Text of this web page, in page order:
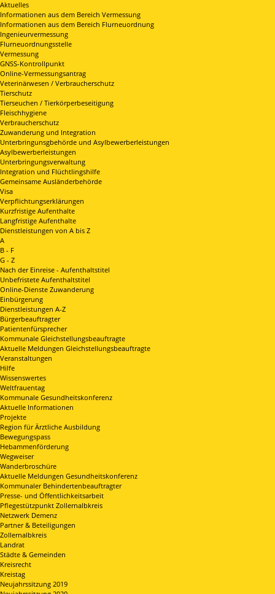
Aktuelles
Informationen aus dem Bereich Vermessung
Informationen aus dem Bereich Flurneuordnung
Ingenieurvermessung
Flurneuordnungsstelle
Vermessung
GNSS-Kontrollpunkt
Online-Vermessungsantrag
Veterinärwesen / Verbraucherschutz
Tierschutz
Tierseuchen / Tierkörperbeseitigung
Fleischhygiene
Verbraucherschutz
Zuwanderung und Integration
Unterbringunsgbehörde und Asylbewerberleistungen
Asylbewerberleistungen
Unterbringungsverwaltung
Integration und Flüchtlingshilfe
Gemeinsame Ausländerbehörde
Visa
Verpflichtungserklärungen
Kurzfristige Aufenthalte
Langfristige Aufenthalte
Dienstleistungen von A bis Z
A
B - F
G - Z
Nach der Einreise - Aufenthaltstitel
Unbefristete Aufenthaltstitel
Online-Dienste Zuwanderung
Einbürgerung
Dienstleistungen A-Z
Bürgerbeauftragter
Patientenfürsprecher
Kommunale Gleichstellungsbeauftragte
Aktuelle Meldungen Gleichstellungsbeauftragte
Veranstaltungen
Hilfe
Wissenswertes
Weltfrauentag
Kommunale Gesundheitskonferenz
Aktuelle Informationen
Projekte
Region für Ärztliche Ausbildung
Bewegungspass
Hebammenförderung
Wegweiser
Wanderbroschüre
Aktuelle Meldungen Gesundheitskonferenz
Kommunaler Behindertenbeauftragter
Presse- und Öffentlichkeitsarbeit
Pflegestützpunkt Zollernalbkreis
Netzwerk Demenz
Partner & Beteiligungen
Zollernalbkreis
Landrat
Städte & Gemeinden
Kreisrecht
Kreistag
Neujahrssitzung 2019